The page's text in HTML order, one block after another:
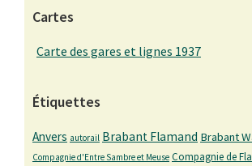
Cartes
Carte des gares et lignes 1937
Étiquettes
Anvers autorail Brabant Flamand Brabant
Compagnie d'Entre Sambre et Meuse Compagnie de